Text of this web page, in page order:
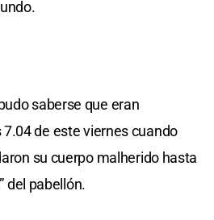
saberse que eran
de este viernes cuando
su cuerpo malherido hasta
” del pabellón.